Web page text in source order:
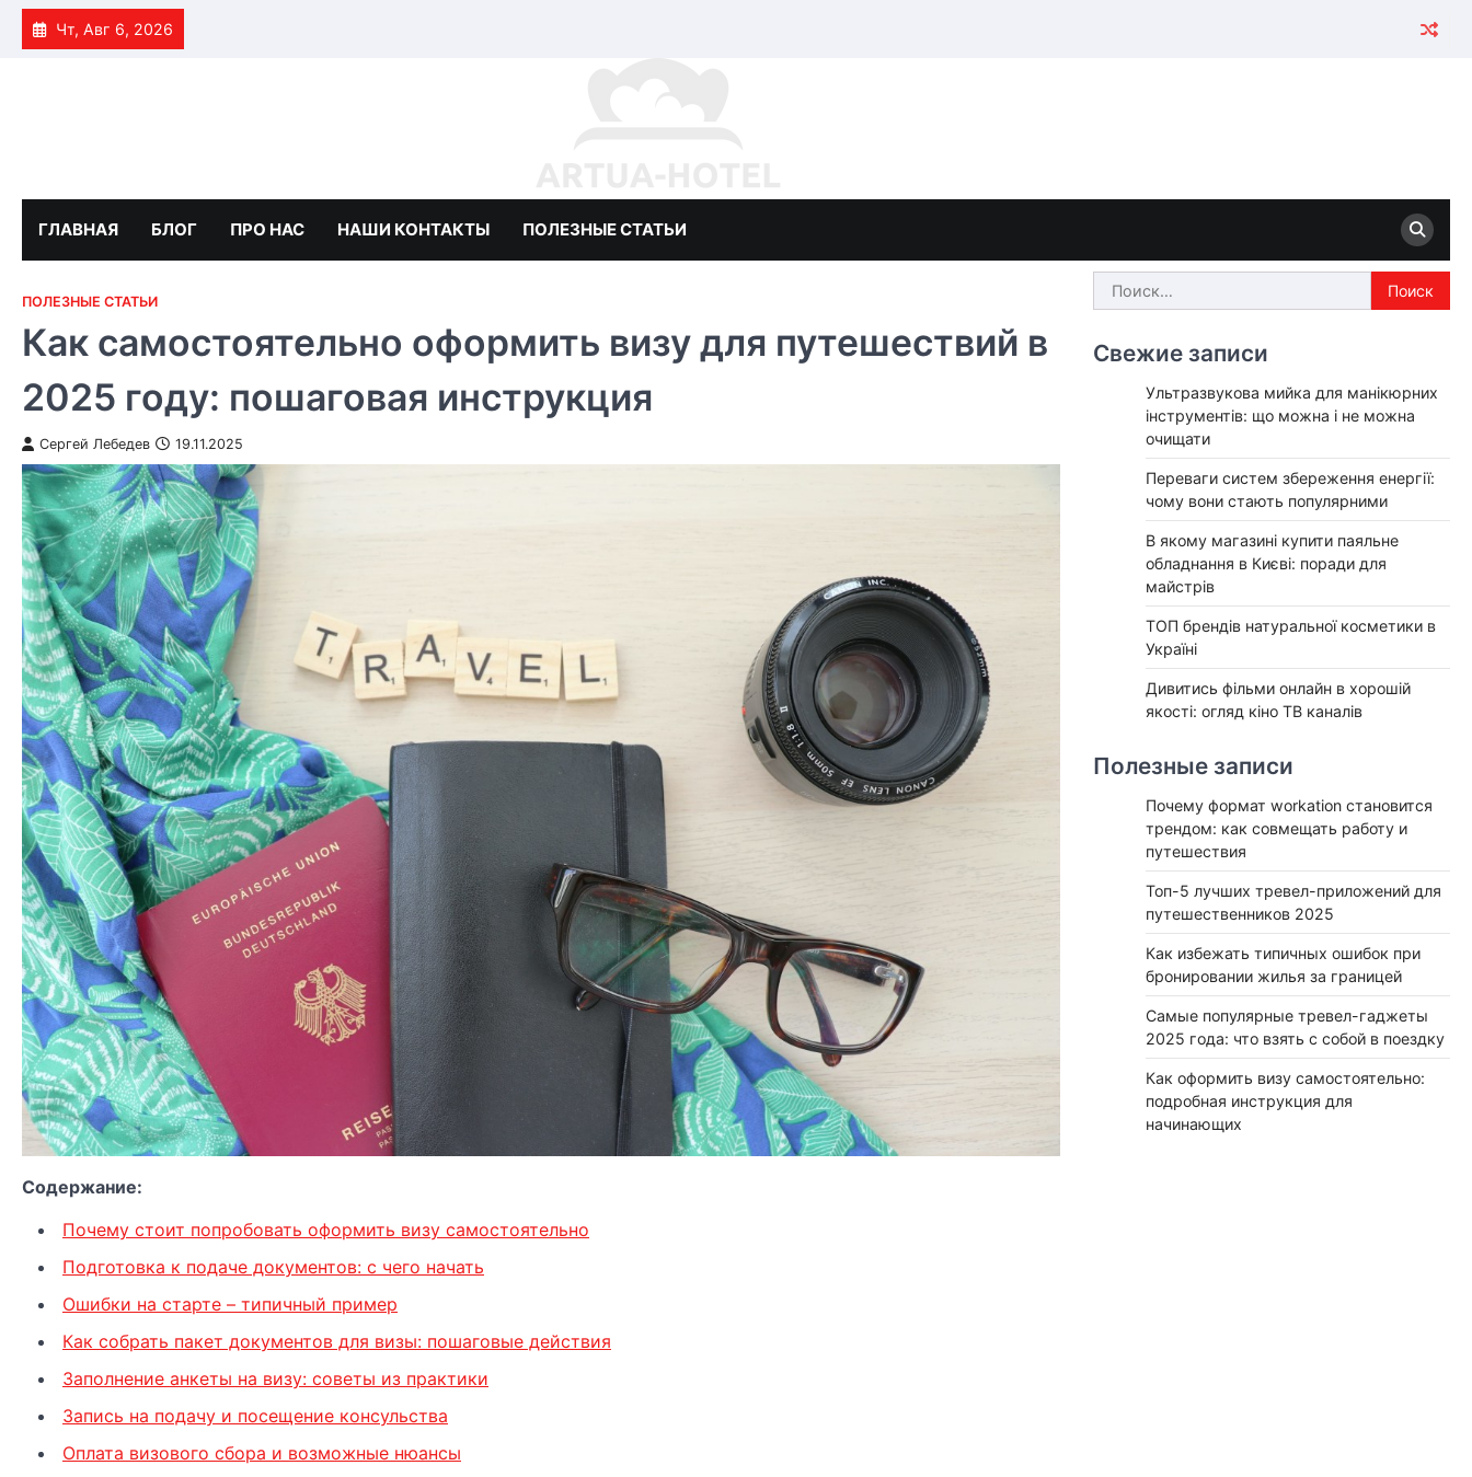
Skip
Чт, Авг 6, 2026
ГЛАВНАЯ БЛОГ ПРО НАС НАШИ КОНТАКТЫ ПОЛЕЗНЫЕ СТАТЬИ
ПОЛЕЗНЫЕ СТАТЬИ
Как самостоятельно оформить визу для путешествий в
2025 году: пошаговая инструкция
Сергей Лебедев 19.11.2025
Содержание:
Почему стоит попробовать оформить визу самостоятельно
Подготовка к подаче документов: с чего начать
Ошибки на старте – типичный пример
Как собрать пакет документов для визы: пошаговые действия
Заполнение анкеты на визу: советы из практики
Запись на подачу и посещение консульства
Оплата визового сбора и возможные нюансы
Найти:
Свежие записи
Ультразвукова мийка для манікюрних
інструментів: що можна і не можна
очищати
Переваги систем збереження енергії:
чому вони стають популярними
В якому магазині купити паяльне
обладнання в Києві: поради для
майстрів
ТОП брендів натуральної косметики в
Україні
Дивитись фільми онлайн в хорошій
якості: огляд кіно ТВ каналів
Полезные записи
Почему формат workation становится
трендом: как совмещать работу и
путешествия
Топ-5 лучших тревел-приложений для
путешественников 2025
Как избежать типичных ошибок при
бронировании жилья за границей
Самые популярные тревел-гаджеты
2025 года: что взять с собой в поездку
Как оформить визу самостоятельно:
подробная инструкция для
начинающих